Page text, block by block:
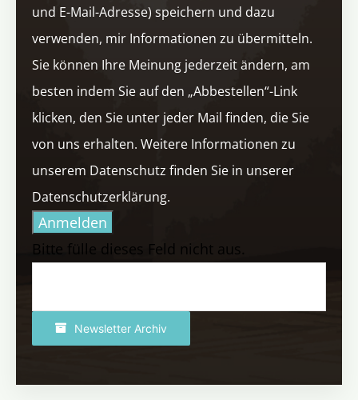
und E-Mail-Adresse) speichern und dazu
verwenden, mir Informationen zu übermitteln.
Sie können Ihre Meinung jederzeit ändern, am
besten indem Sie auf den „Abbestellen“-Link
klicken, den Sie unter jeder Mail finden, die Sie
von uns erhalten. Weitere Informationen zu
unserem Datenschutz finden Sie in unserer
Datenschutzerklärung.
Anmelden
Bitte fülle dieses Feld nicht aus.
Newsletter Archiv